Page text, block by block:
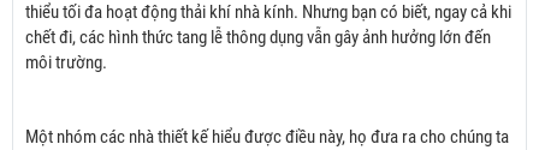
thiểu tối đa hoạt động thải khí nhà kính. Nhưng bạn có biết, ngay cả khi
chết đi, các hình thức tang lễ thông dụng vẫn gây ảnh hưởng lớn đến
môi trường.
Một nhóm các nhà thiết kế hiểu được điều này, họ đưa ra cho chúng ta